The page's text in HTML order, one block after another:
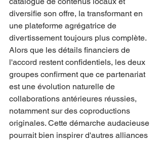
diversifie son offre, la transformant en
une plateforme agrégatrice de
divertissement toujours plus complète.
Alors que les détails financiers de
l'accord restent confidentiels, les deux
groupes confirment que ce partenariat
est une évolution naturelle de
collaborations antérieures réussies,
notamment sur des coproductions
originales. Cette démarche audacieuse
pourrait bien inspirer d'autres alliances